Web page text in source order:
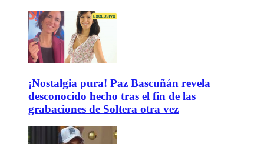
¡Nostalgia pura! Paz Bascuñán revela
desconocido hecho tras el fin de las
grabaciones de Soltera otra vez